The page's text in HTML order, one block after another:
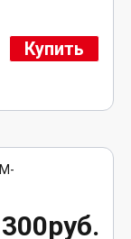
Купить